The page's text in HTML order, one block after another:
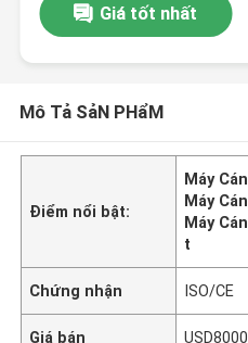
Giá tốt nhất
Mô Tả SảN PHẩM
Điểm nổi bật:
Máy
Máy
Máy
t
Chứng nhận ISO/CE
Giá bán